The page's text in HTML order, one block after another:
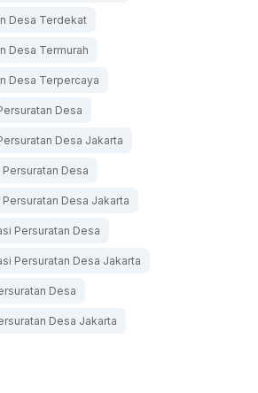
Desa Terdekat
Desa Termurah
Desa Terpercaya
Desa
Desa Jakarta
Desa
Desa Jakarta
Persuratan Desa
Persuratan Desa Jakarta
Desa
Desa Jakarta